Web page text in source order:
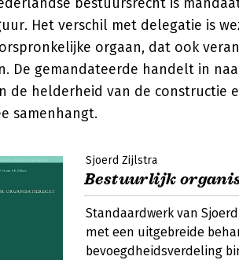
Het verschil met delegatie is
orgaan, dat ook
De gemandateerde handelt in
de helderheid van de constructie
samenhangt.
Sjoerd Zijlstra
Bestuurlijk
Standaardwerk van
met een uitgebreide
bevoegdheidsverdeling